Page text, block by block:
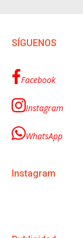
SÍGUENOS
Facebook
Instagram
WhatsApp
Instagram